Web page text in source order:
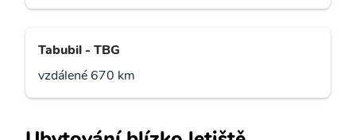
Tabubil - TBG
vzdálené 670 km